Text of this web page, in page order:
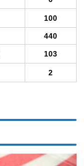
100
440
103
2